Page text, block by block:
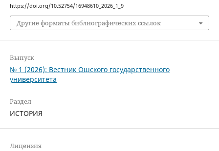
https://doi.org/10.52754/16948610_2026_1_9
Другие форматы библиографических ссылок
Выпуск
№ 1 (2026): Вестник Ошского государственного
университета
Раздел
ИСТОРИЯ
Лицензия